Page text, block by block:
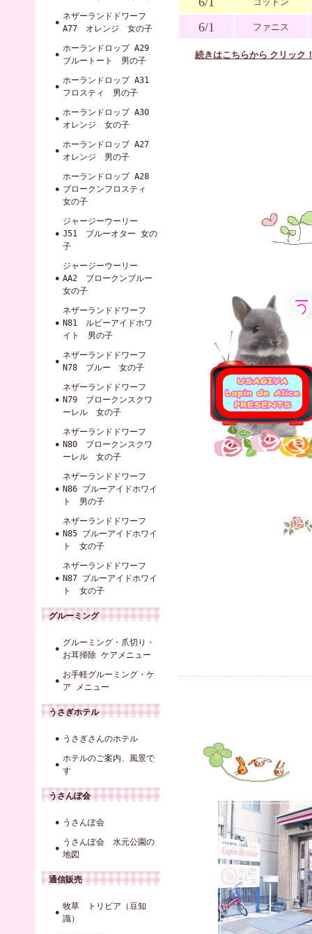
ネザーランドドワーフ
A77 オレンジ 女の子
ホーランドロップ A29
ブルートート 男の子
ホーランドロップ A31
フロスティ 男の子
ホーランドロップ A30
オレンジ 女の子
ホーランドロップ A27
オレンジ 男の子
ホーランドロップ A28
ブロークンフロスティ
女の子
ジャージーウーリー
J51 ブルーオター 女の
子
ジャージーウーリー
AA2 ブロークンブルー
女の子
ネザーランドドワーフ
N81 ルビーアイドホワ
イト 男の子
ネザーランドドワーフ
N78 ブルー 女の子
ネザーランドドワーフ
N79 ブロークンスクワ
ーレル 女の子
ネザーランドドワーフ
N80 ブロークンスクワ
ーレル 女の子
ネザーランドドワーフ
N86 ブルーアイドホワイ
ト 男の子
ネザーランドドワーフ
N85 ブルーアイドホワイ
ト 女の子
ネザーランドドワーフ
N87 ブルーアイドホワイ
ト 女の子
グルーミング
グルーミング・爪切り・
お耳掃除 ケアメニュー
お手軽グルーミング・ケ
ア メニュー
うさぎホテル
うさぎさんのホテル
ホテルのご案内、風景で
す
うさんぽ会
うさんぽ会
うさんぽ会 水元公園の
地図
通信販売
牧草 トリビア（豆知
識）
6/1 ファニス
続きはこちらから クリック